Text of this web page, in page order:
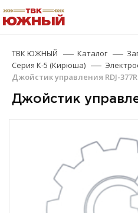
ТВК ЮЖНЫЙ Каталог
Серия К-5 (Кирюша)
Джойстик управления RDJ-377R
Джойстик